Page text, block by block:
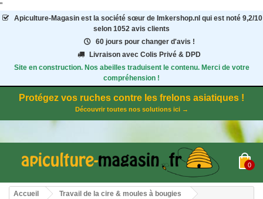
"
Apiculture-Magasinest la société sœur de Imkershop.nl qui est noté 9,2/10
selon 1052 avis clients
60 jours pour changer d'avis !
Livraison avec Colis Privé & DPD
Site en construction. Nos abeilles traduisent le contenu. Merci de votre
compréhension !
Protégez vos ruches contre les frelons asiatiques !
Découvrir toutes nos solutions ici →
0
Accueil
Travail de la cire & moules à bougies